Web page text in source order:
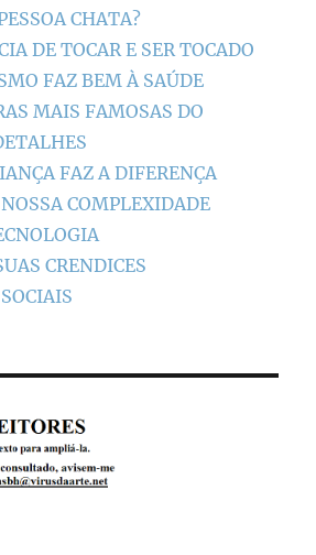
CHATA?
DE TOCAR E SER TOCADO
FAZ BEM À SAÚDE
MAIS FAMOSAS DO
FAZ A DIFERENÇA
COMPLEXIDADE
CRENDICES